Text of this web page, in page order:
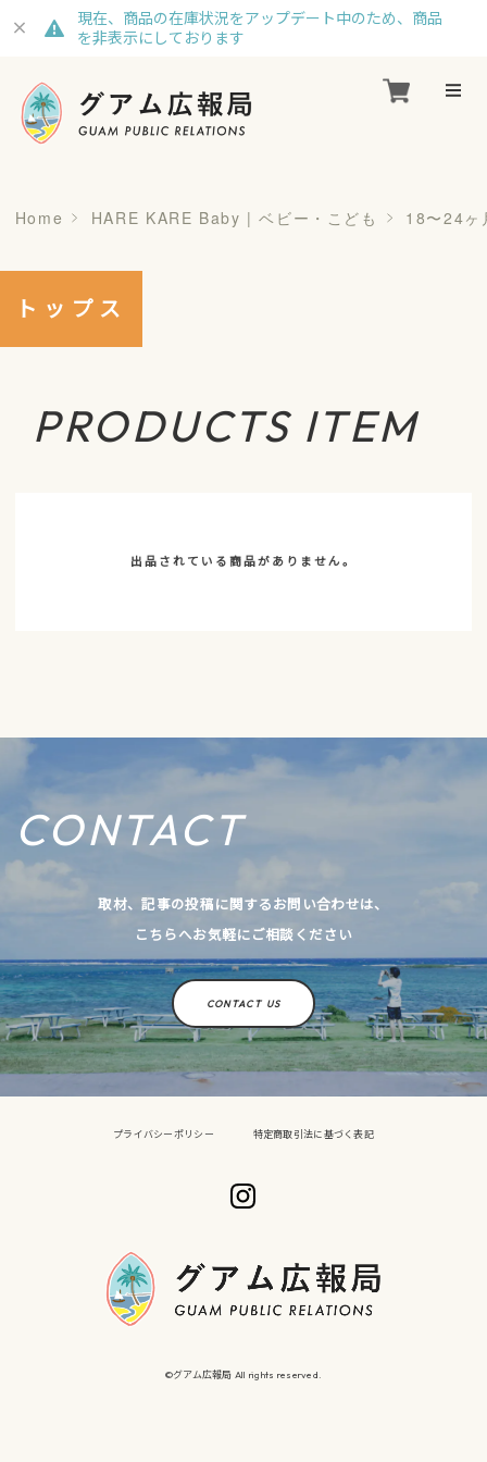
現在、商品の在庫状況をアップデート中のため、商品
を非表示にしております
Home HARE KARE Baby | ベビー・こども 18〜24
トップス
PRODUCTS ITEM
出品されている商品がありません。
CONTACT
取材、記事の投稿に関するお問い合わせは、
こちらへお気軽にご相談ください
CONTACT US
プライバシーポリシー 特定商取引法に基づく表記
©︎グアム広報局 All rights reserved.